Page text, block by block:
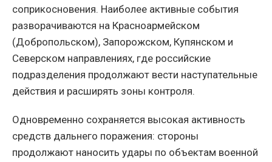
соприкосновения. Наиболее активные события
разворачиваются на Красноармейском
(Добропольском), Запорожском, Купянском и
Северском направлениях, где российские
подразделения продолжают вести наступательные
действия и расширять зоны контроля.
Одновременно сохраняется высокая активность
средств дальнего поражения: стороны
продолжают наносить удары по объектам военной